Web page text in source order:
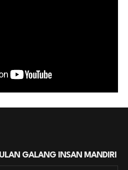
GALANG INSAN MANDIRI